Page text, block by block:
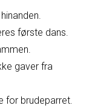
første dans.
gaver fra
for brudeparret.